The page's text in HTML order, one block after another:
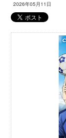
2026年05月11日